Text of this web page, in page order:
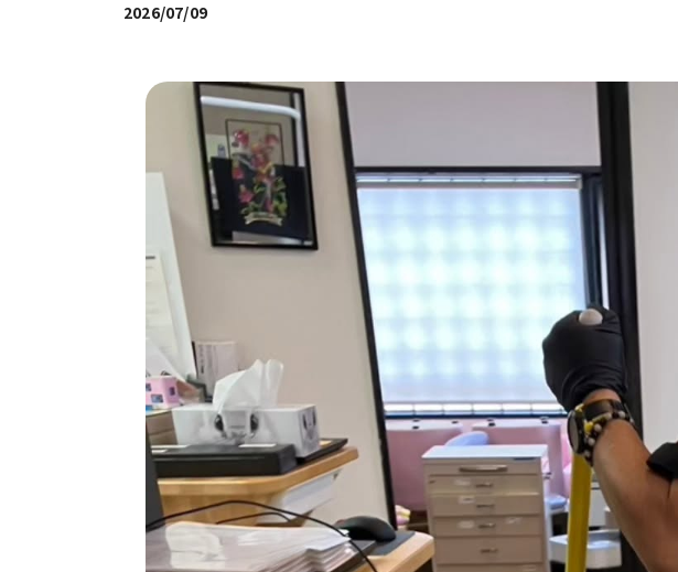
2026/07/09